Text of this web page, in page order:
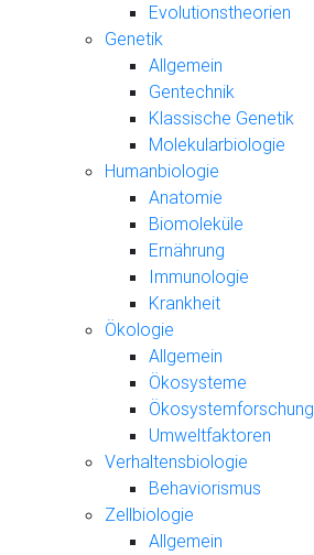
Evolutionstheorien
Genetik
Allgemein
Gentechnik
Klassische Genetik
Molekularbiologie
Humanbiologie
Anatomie
Biomoleküle
Ernährung
Immunologie
Krankheit
Ökologie
Allgemein
Ökosysteme
Ökosystemforschung
Umweltfaktoren
Verhaltensbiologie
Behaviorismus
Zellbiologie
Allgemein